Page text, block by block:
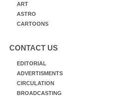
ART
ASTRO
CARTOONS
CONTACT US
EDITORIAL
ADVERTISMENTS
CIRCULATION
BROADCASTING